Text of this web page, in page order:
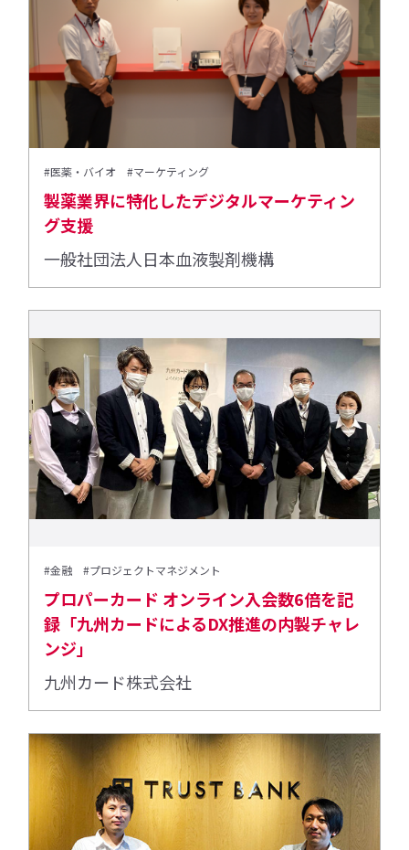
#医薬・バイオ #マーケティング
製薬業界に特化したデジタルマーケティン
グ支援
一般社団法人日本血液製剤機構
#金融 #プロジェクトマネジメント
プロパーカード オンライン入会数6倍を記
録「九州カードによるDX推進の内製チャレ
ンジ」
九州カード株式会社